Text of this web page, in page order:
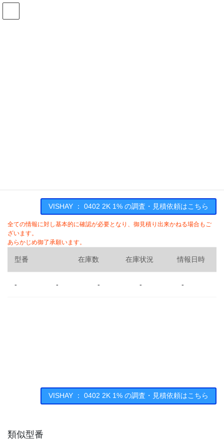
コ
ナ
VISHAY ： 0402 2K 1% の調査・見積依頼はこちら
全ての情報に対し基本的に確認が必要となり、御見積り出来かねる場合もご
ざいます。
あらかじめ御了承願います。
型番 在庫数 在庫状況 情報日時
- - - - -
VISHAY ： 0402 2K 1% の調査・見積依頼はこちら
類似型番